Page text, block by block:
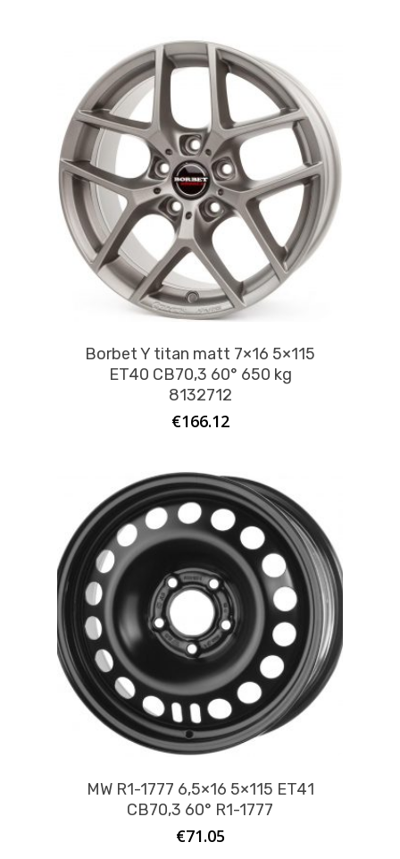
Borbet Y titan matt 7×16 5×115
ET40 CB70,3 60° 650 kg
8132712
€166.12
MW R1-1777 6,5×16 5×115 ET41
CB70,3 60° R1-1777
€71.05